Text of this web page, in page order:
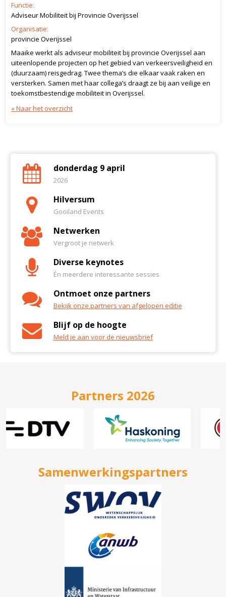
Functie:
Adviseur Mobiliteit bij Provincie Overijssel
Organisatie:
provincie Overijssel
Maaike werkt als adviseur mobiliteit bij provincie Overijssel aan
uiteenlopende projecten op het gebied van verkeersveiligheid en
(duurzaam) reisgedrag. Twee thema’s die elkaar vaak raken en
versterken. Samen met haar collega’s draagt ze bij aan veilige en
toekomstbestendige mobiliteit in Overijssel.
« Naar het overzicht
donderdag 9 april
2026
Hilversum
Gooiland Events
Netwerken
Vergroot je netwerk
Diverse keynotes
Én meerdere interessante sessies
Ontmoet onze partners
Bekijk onze partners van afgelopen editie
Blijf op de hoogte
Meld je aan voor de nieuwsbrief
Partners 2026
Samenwerkingspartners